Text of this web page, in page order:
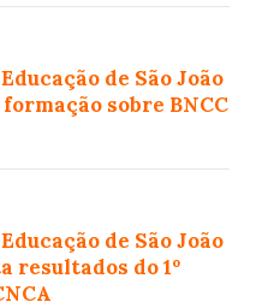
de São João
sobre BNCC
de São João
resultados do 1º